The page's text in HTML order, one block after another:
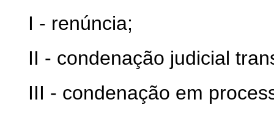
I - renúncia;
II - condenação judicial
III - condenação em